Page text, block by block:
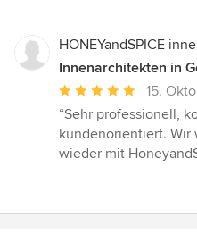
HONEYandSPICE
Innenarchitekten in
Durchschnittliche
Bewertung:
5
von
15.
“Sehr professionell,
kundenorientiert. Wir
wieder mit